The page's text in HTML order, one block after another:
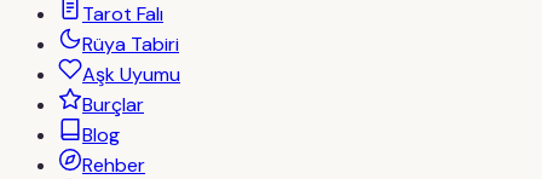
Tarot Falı
Rüya Tabiri
Aşk Uyumu
Burçlar
Blog
Rehber